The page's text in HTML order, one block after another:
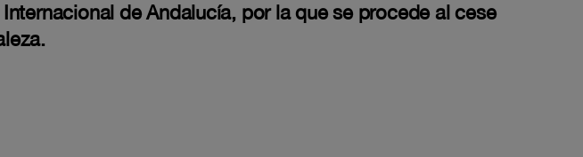
de Andalucía, por la que se procede al cese